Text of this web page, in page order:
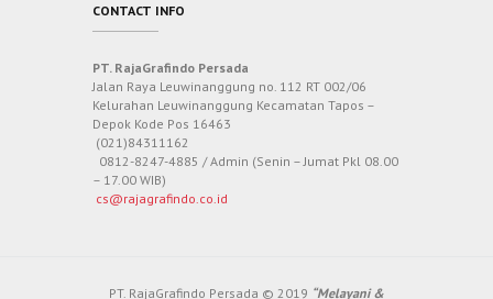
CONTACT INFO
PT. RajaGrafindo Persada
Jalan Raya Leuwinanggung no. 112 RT 002/06
Kelurahan Leuwinanggung Kecamatan Tapos –
Depok Kode Pos 16463
(021)84311162
0812-8247-4885 / Admin (Senin – Jumat Pkl 08.00
– 17.00 WIB)
cs@rajagrafindo.co.id
PT. RajaGrafindo Persada © 2019 “Melayani &